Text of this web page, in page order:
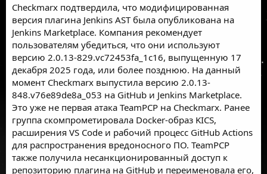
Checkmarx подтвердила, что модифицированная
версия плагина Jenkins AST была опубликована на
Jenkins Marketplace. Компания рекомендует
пользователям убедиться, что они используют
версию 2.0.13-829.vc72453fa_1c16, выпущенную 17
декабря 2025 года, или более позднюю. На данный
момент Checkmarx выпустила версию 2.0.13-
848.v76e89de8a_053 на GitHub и Jenkins Marketplace.
Это уже не первая атака TeamPCP на Checkmarx. Ранее
группа скомпрометировала Docker-образ KICS,
расширения VS Code и рабочий процесс GitHub Actions
для распространения вредоносного ПО. TeamPCP
также получила несанкционированный доступ к
репозиторию плагина на GitHub и переименовала его,